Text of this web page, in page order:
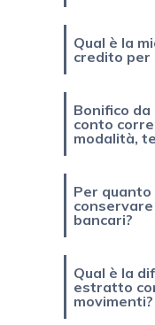
Qual è la
credito per
Bonifico
conto
modalità,
Per
bancari?
Qual è la
estratto
movimenti?